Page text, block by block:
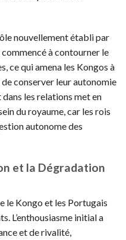
nouvellement établi par
à contourner le
ce qui amena les Kongos à
conserver leur autonomie
les relations met en
du royaume, car les rois
autonome des
et la Dégradation
le Kongo et les Portugais
L’enthousiasme initial a
et de rivalité,